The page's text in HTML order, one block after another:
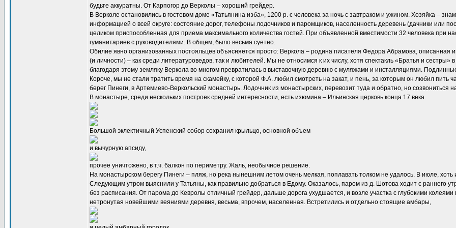
будьте аккуратны. От Карпогор до Верколы – хороший грейдер.
В Верколе остановились в гостевом доме «Татьянина изба», 1200 р. с человека за ночь с завтраком и ужином. Хозяйка –
информацией о всей округе: состояние дорог, телефоны лодочников и паромщиков, населенность деревень (дачники или
целиком приспособленная для приема максимального количества гостей. При объявленной вместимости 32 человека при
гуманитариев с руководителями. В общем, было весьма суетно.
Обилие явно организованных постояльцев объясняется просто: Веркола – родина писателя Федора Абрамова, описанная
(и личности) – как среди литературоведов, так и любителей. Мы не относимся к их числу, хотя спектакль «Братья и
благодаря этому земляку Веркола во многом превратилась в выставочную деревню с муляжами и инсталляциями.
Короче, мы не стали тратить время на скамейку, с которой Ф.А. любил смотреть на закат, и пень, за которым он любил пить
берег Пинеги, в Артемиево-Веркольский монастырь. Лодочник из монастырских, перевозит туда и обратно, но созвониться
В монастыре, среди нескольких построек средней интересности, есть изюмина – Ильинская церковь конца 17 века.
Большой эклектичный Успенский собор сохранил крыльцо, основной объем
и вычурную апсиду,
прочее уничтожено, в т.ч. балкон по периметру. Жаль, необычное решение.
На монастырском берегу Пинеги – пляж, но река нынешним летом очень мелкая, поплавать толком не удалось. В июле,
Следующим утром выяснили у Татьяны, как правильно добраться в Едому. Оказалось, паром из д. Шотова ходит с раннего
без расписания. От парома до Кевролы отличный грейдер, дальше дорога ухудшается, и возле участка с глубокими
нетронутая новейшими веяниями деревня, весьма, впрочем, населенная. Встретились и отдельно стоящие амбары,